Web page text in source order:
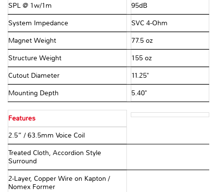
SPL @ 1w/1m 95dB
System Impedance SVC 4-Ohm
Magnet Weight 77.5 oz
Structure Weight 155 oz
Cutout Diameter 11.25"
Mounting Depth 5.40"
Features
2.5” / 63.5mm Voice Coil
Treated Cloth, Accordion Style
Surround
2-Layer, Copper Wire on Kapton /
Nomex Former